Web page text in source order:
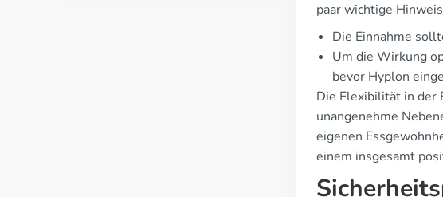
paar wichtige
Die Einnahme
Um die Wirkung
bevor Hyplon
Die Flexibilität in der
unangenehme
eigenen
einem insgesamt